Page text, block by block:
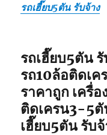
เครน
5ตัน
รถเฮี๊ยบ5ตัน รับจ้าง
รถเฮี๊ยบ5ตัน
รถ10ล้อติดเ
ราคาถูก เครื่อ
ติดเครน3-5ตั
เฮี๊ยบ5ตัน รับจ้